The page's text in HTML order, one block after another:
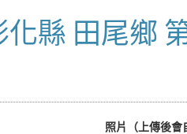
縣 田尾鄉
照片（上傳後會